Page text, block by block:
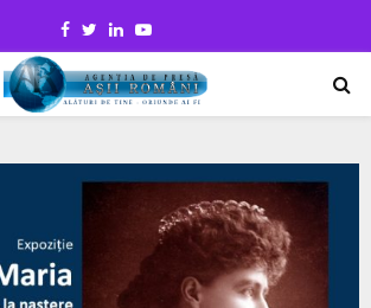
Facebook
TwitterLinkedinYoutube